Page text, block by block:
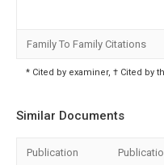
Family To Family Citations
* Cited by examiner, † Cited by
Similar Documents
Publication